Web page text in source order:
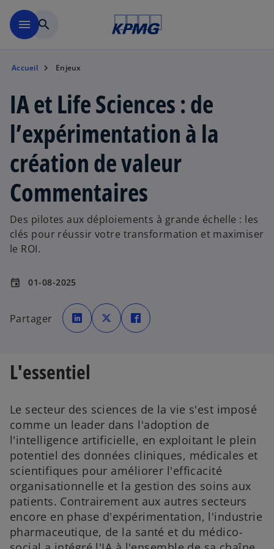
menu search
Accueil Enjeux
IA et Life Sciences : de
l’expérimentation à la
création de valeur
Commentaires
Des pilotes aux déploiements à grande échelle : les
clés pour réussir votre transformation et maximiser
le ROI.
event 01-08-2025
Partager ’
o
u
o
u
v
e
l
o
n
g
l
e
t
’
o
u
o
u
v
e
l
o
n
g
l
e
t
’
o
o
u
v
e
l
o
n
g
l
e
t
L'essentiel
Le secteur des sciences de la vie s'est imposé
comme un leader dans l'adoption de
l'intelligence artificielle, en exploitant le plein
potentiel des données cliniques, médicales et
scientifiques pour améliorer l'efficacité
organisationnelle et la gestion des soins aux
patients. Contrairement aux autres secteurs
encore en phase d'expérimentation, l'industrie
pharmaceutique, de la santé et du médico-